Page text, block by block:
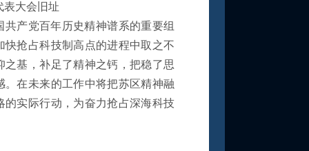
表大会旧址
产党百年历史精神谱系的重要组
抢占科技制高点的进程中取之不
基，补足了精神之钙，把稳了思
在未来的工作中将把苏区精神融
实际行动，为奋力抢占深海科技